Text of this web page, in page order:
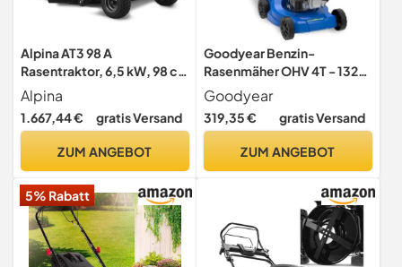
Alpina AT3 98 A
Rasentraktor, 6,5 kW, 98 cm
– Elektromagnetische
PTO-Kupplung,
Mulchfunktion –
Alpina
1.667,44 € gratis Versand
ZUM ANGEBOT
Goodyear Benzin-
Rasenmäher OHV 4T - 132
CCM, 2,5 kW / 3,35 PS,
Schnittbreite 39 cm,
Schnitthöhe 3,0-6,6 cm,
Start
Goodyear
319,35 € gratis Versand
ZUM ANGEBOT
5% Rabatt